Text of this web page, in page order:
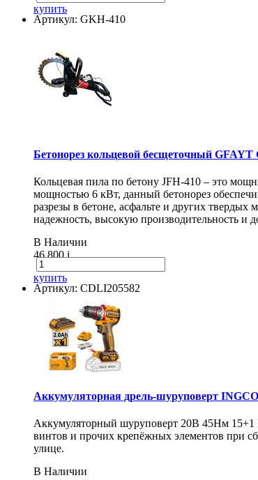
купить
Артикул: GKH-410
Бетонорез кольцевой бесщеточный GFAYT
Кольцевая пила по бетону JFH-410 – это
мощностью 6 кВт, данный бетонорез
разрезы в бетоне, асфальте и других
надежность, высокую производительность и
В Наличии
46 800i
купить
Артикул: CDLI205582
Аккумуляторная дрель-шуруповерт
Аккумуляторный шуруповерт 20В 45Нм 15+1
винтов и прочих крепёжных элементов при
улице.
В Наличии